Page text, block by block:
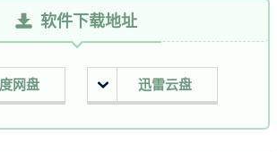
软件下载地址
网盘 迅雷云盘